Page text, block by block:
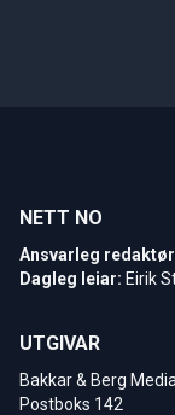
NETT NO
Ansvarleg
Dagleg leiar: Eirik
UTGIVAR
Bakkar & Berg
Postboks 142